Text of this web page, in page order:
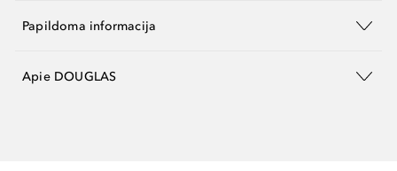
Papildoma informacija
Apie DOUGLAS